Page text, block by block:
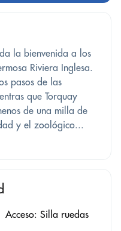
la bienvenida a los
Riviera Inglesa.
pasos de las
que Torquay
de una milla de
y el zoológico...
Acceso: Silla ruedas